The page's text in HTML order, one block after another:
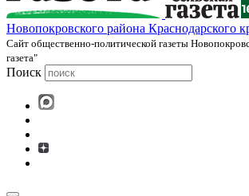
Новопокровского района Краснодарского
Cайт общественно-политической газеты
газета"
Поиск